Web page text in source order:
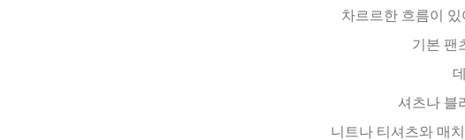
차르르한 흐름이
기본 팬
셔츠나 블
니트나 티셔츠와 매